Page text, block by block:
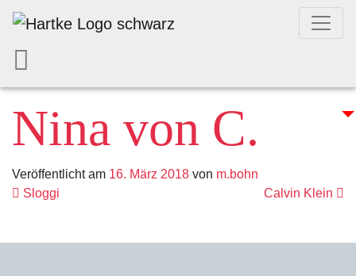
Nina von C.
Veröffentlicht am 16. März 2018 von m.bohn
Beitrags-
Sloggi Calvin Klein